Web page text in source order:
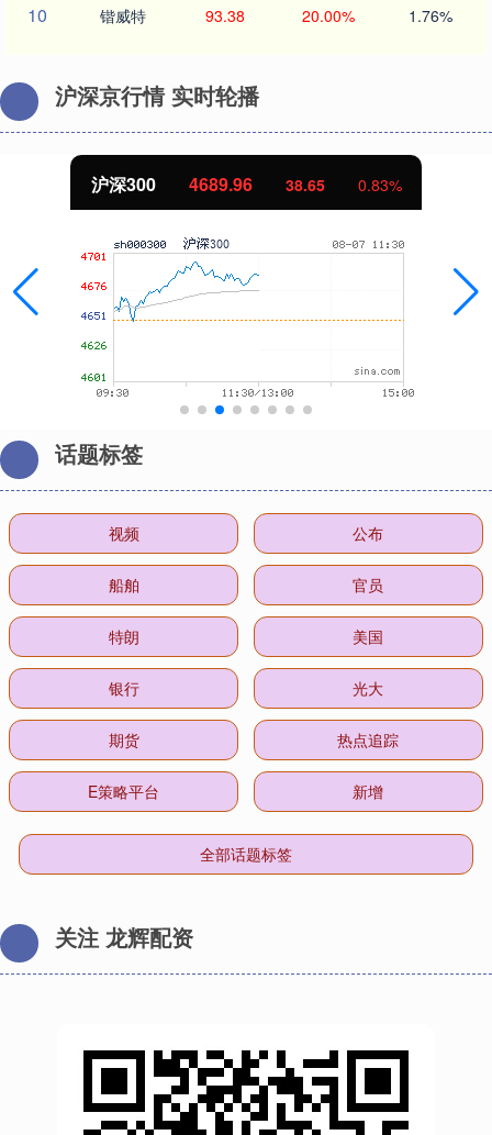
10 锴威特 93.38 20.00% 1.76%
沪深京行情 实时轮播
沪深300 4689.96 38.65 0.83%
话题标签
视频 公布
船舶 官员
特朗 美国
银行 光大
期货 热点追踪
E策略平台 新增
全部话题标签
关注 龙辉配资